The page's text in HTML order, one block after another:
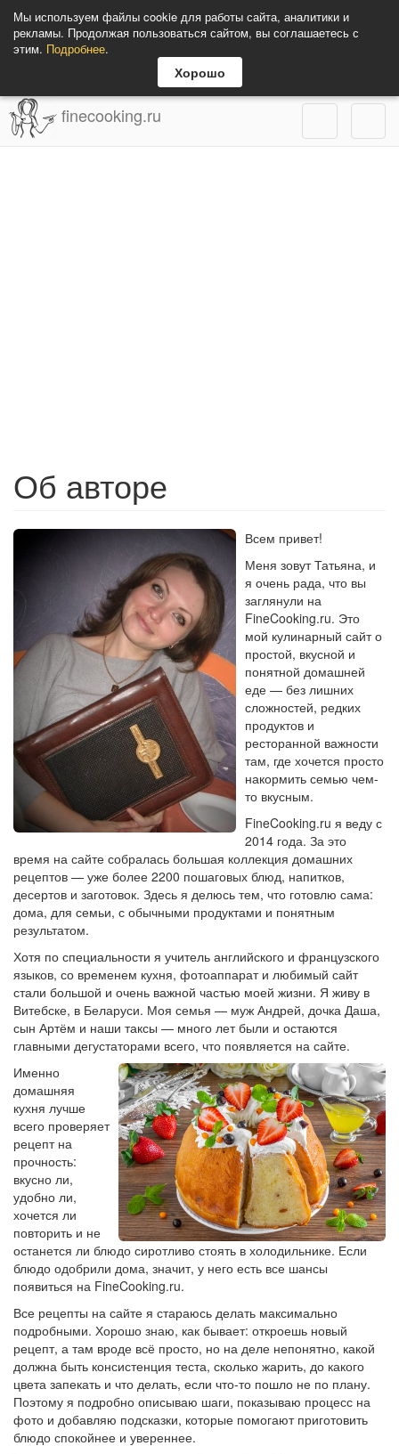
Мы используем файлы cookie для работы сайта, аналитики и
рекламы. Продолжая пользоваться сайтом, вы соглашаетесь с
этим. Подробнее.
Хорошо
finecooking.ru
Об авторе
Всем привет!
Меня зовут Татьяна, и
я очень рада, что вы
заглянули на
FineCooking.ru. Это
мой кулинарный сайт о
простой, вкусной и
понятной домашней
еде — без лишних
сложностей, редких
продуктов и
ресторанной важности
там, где хочется просто
накормить семью чем-
то вкусным.
FineCooking.ru я веду с
2014 года. За это
время на сайте собралась большая коллекция домашних
рецептов — уже более 2200 пошаговых блюд, напитков,
десертов и заготовок. Здесь я делюсь тем, что готовлю сама:
дома, для семьи, с обычными продуктами и понятным
результатом.
Хотя по специальности я учитель английского и французского
языков, со временем кухня, фотоаппарат и любимый сайт
стали большой и очень важной частью моей жизни. Я живу в
Витебске, в Беларуси. Моя семья — муж Андрей, дочка Даша,
сын Артём и наши таксы — много лет были и остаются
главными дегустаторами всего, что появляется на сайте.
Именно
домашняя
кухня лучше
всего проверяет
рецепт на
прочность:
вкусно ли,
удобно ли,
хочется ли
повторить и не
останется ли блюдо сиротливо стоять в холодильнике. Если
блюдо одобрили дома, значит, у него есть все шансы
появиться на FineCooking.ru.
Все рецепты на сайте я стараюсь делать максимально
подробными. Хорошо знаю, как бывает: откроешь новый
рецепт, а там вроде всё просто, но на деле непонятно, какой
должна быть консистенция теста, сколько жарить, до какого
цвета запекать и что делать, если что-то пошло не по плану.
Поэтому я подробно описываю шаги, показываю процесс на
фото и добавляю подсказки, которые помогают приготовить
блюдо спокойнее и увереннее.